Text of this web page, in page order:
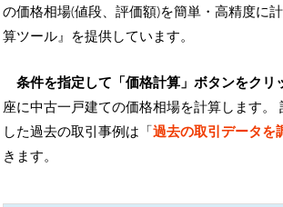
の価格相場(値段、評価額)を簡単・高精度に
算ツール』を提供しています。
条件を指定して「価格計算」ボタンをクリ
座に中古一戸建ての価格相場を計算します。
した過去の取引事例は「過去の取引データを
きます。